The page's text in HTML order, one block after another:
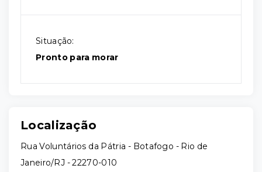
Situação:
Pronto para morar
Localização
Rua Voluntários da Pátria - Botafogo - Rio de
Janeiro/RJ - 22270-010